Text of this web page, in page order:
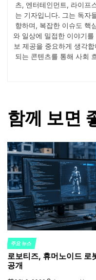
츠, 엔터테인먼트, 라이프
는 기자입니다. 그는 독자
향하며, 복잡한 이슈도 핵
와 일상에 밀접한 이야기
보 제공을 중요하게 생각
되는 콘텐츠를 통해 사회
함께 보면
POSTED
IN
주요 뉴스
로보티즈, 휴머노이드 로
공개